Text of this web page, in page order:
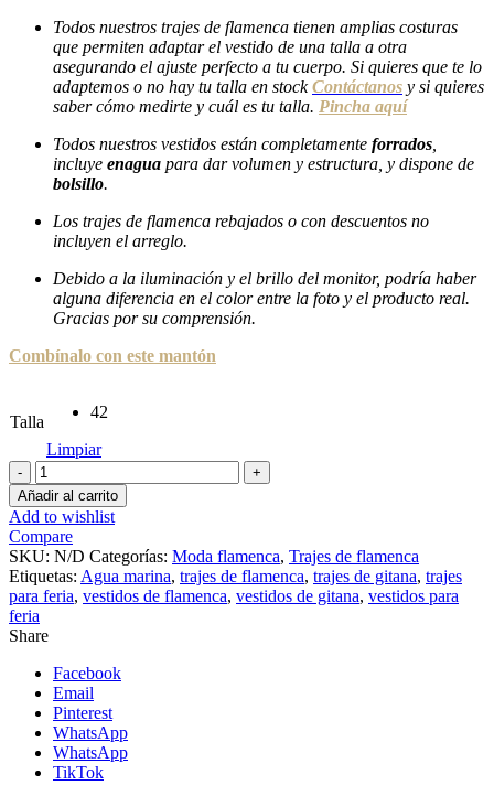
Todos nuestros trajes de flamenca tienen amplias costuras
que permiten adaptar el vestido de una talla a otra
asegurando el ajuste perfecto a tu cuerpo. Si quieres que te lo
adaptemos o no hay tu talla en stockContáctanos y si quieres
saber cómo medirte y cuál es tu talla. Pincha aquí
Todos nuestros vestidos están completamente forrados
incluye enagua para dar volumen y estructura, y dispone de
bolsillo.
Los trajes de flamenca rebajados o con descuentos no
incluyen el arreglo.
Debido a la iluminación y el brillo del monitor, podría haber
alguna diferencia en el color entre la foto y el producto real.
Gracias por su comprensión.
Combínalo con este mantón
Talla
42
Limpiar
Traje
de
flamenca
agua
marina
Satélite
cantidad
Añadir al carrito
Add to wishlist
Compare
SKU: N/D Categorías: Moda flamenca, Trajes de flamenca
Etiquetas: Agua marina, trajes de flamenca, trajes de gitana, trajes
para feria, vestidos de flamenca, vestidos de gitana, vestidos para
feria
Share
Facebook
Email
Pinterest
WhatsApp
WhatsApp
TikTok